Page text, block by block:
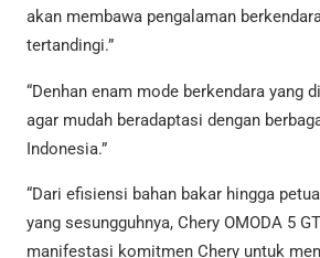
akan membawa pengalaman
tertandingi.”
“Denhan enam mode berkendara yang
agar mudah beradaptasi dengan
Indonesia.”
“Dari efisiensi bahan bakar hingga
yang sesungguhnya, Chery OMODA 5
manifestasi komitmen Chery untuk